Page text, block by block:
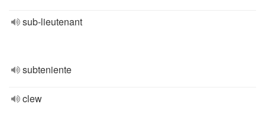
sub-lieutenant
subteniente
clew